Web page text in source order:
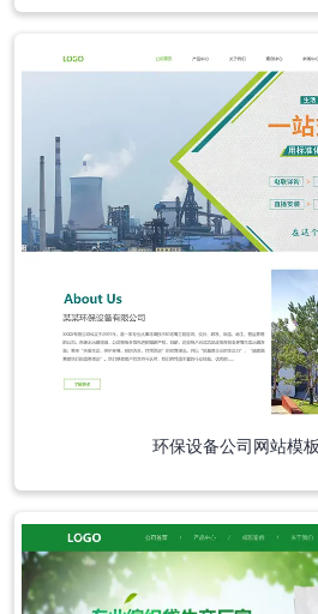
环保设备公司网站模